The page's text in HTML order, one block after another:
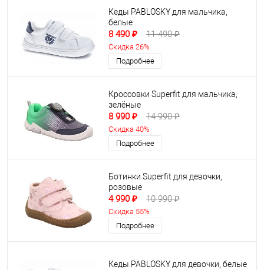
Кеды PABLOSKY для мальчика,
белые
8 490 ₽ 11 490 ₽
Скидка 26%
Подробнее
Кроссовки Superfit для мальчика,
зелёные
8 990 ₽ 14 990 ₽
Скидка 40%
Подробнее
Ботинки Superfit для девочки,
розовые
4 990 ₽ 10 990 ₽
Скидка 55%
Подробнее
Кеды PABLOSKY для девочки, белые